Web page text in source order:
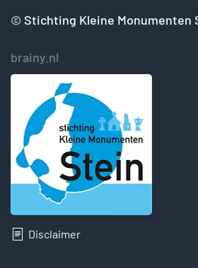
© Stichting Kleine Monumenten
brainy.nl
Disclaimer